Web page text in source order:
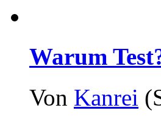
Warum
Von Kanrei